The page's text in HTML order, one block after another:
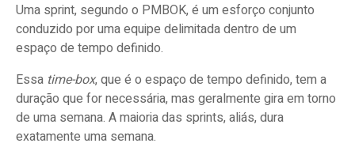
Uma sprint, segundo o PMBOK, é um esforço conjunto
conduzido por uma equipe delimitada dentro de um
espaço de tempo definido.
Essa time-box, que é o espaço de tempo definido, tem a
duração que for necessária, mas geralmente gira em torno
de uma semana. A maioria das sprints, aliás, dura
exatamente uma semana.